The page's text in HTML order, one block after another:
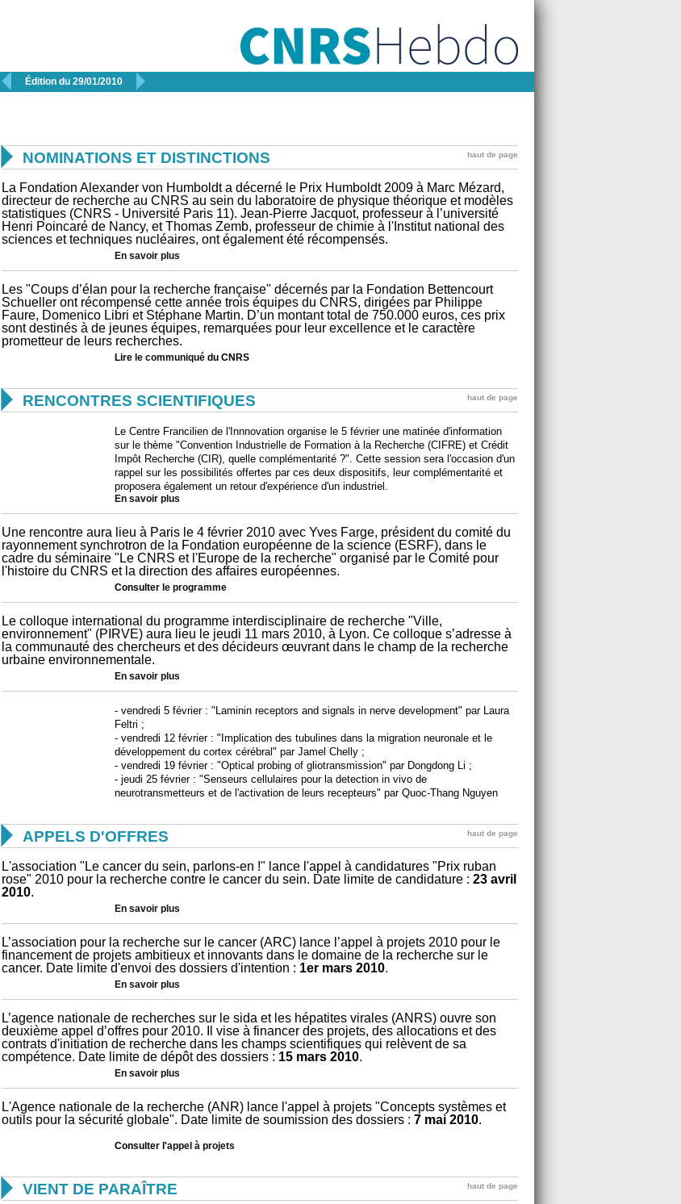
 Édition du 29/01/2010 
 NOMINATIONS ET DISTINCTIONS haut de page
La Fondation Alexander von Humboldt a décerné le Prix Humboldt 2009 à Marc Mézard,
directeur de recherche au CNRS au sein du laboratoire de physique théorique et modèles
statistiques (CNRS - Université Paris 11). Jean-Pierre Jacquot, professeur à l’université
Henri Poincaré de Nancy, et Thomas Zemb, professeur de chimie à l'Institut national des
sciences et techniques nucléaires, ont également été récompensés.
En savoir plus
Les "Coups d’élan pour la recherche française" décernés par la Fondation Bettencourt
Schueller ont récompensé cette année trois équipes du CNRS, dirigées par Philippe
Faure, Domenico Libri et Stéphane Martin. D’un montant total de 750.000 euros, ces prix
sont destinés à de jeunes équipes, remarquées pour leur excellence et le caractère
prometteur de leurs recherches.
Lire le communiqué du CNRS
 RENCONTRES SCIENTIFIQUES haut de page
Le Centre Francilien de l'Innnovation organise le 5 février une matinée d'information
sur le thème "Convention Industrielle de Formation à la Recherche (CIFRE) et Crédit
Impôt Recherche (CIR), quelle complémentarité ?". Cette session sera l'occasion d'un
rappel sur les possibilités offertes par ces deux dispositifs, leur complémentarité et
proposera également un retour d'expérience d'un industriel.
En savoir plus
Une rencontre aura lieu à Paris le 4 février 2010 avec Yves Farge, président du comité du
rayonnement synchrotron de la Fondation européenne de la science (ESRF), dans le
cadre du séminaire "Le CNRS et l'Europe de la recherche" organisé par le Comité pour
l'histoire du CNRS et la direction des affaires européennes.
Consulter le programme
Le colloque international du programme interdisciplinaire de recherche "Ville,
environnement" (PIRVE) aura lieu le jeudi 11 mars 2010, à Lyon. Ce colloque s’adresse à
la communauté des chercheurs et des décideurs œuvrant dans le champ de la recherche
urbaine environnementale.
En savoir plus
- vendredi 5 février : "Laminin receptors and signals in nerve development" par Laura
Feltri ;
- vendredi 12 février : "Implication des tubulines dans la migration neuronale et le
développement du cortex cérébral" par Jamel Chelly ;
- vendredi 19 février : "Optical probing of gliotransmission" par Dongdong Li ;
- jeudi 25 février : "Senseurs cellulaires pour la detection in vivo de
neurotransmetteurs et de l'activation de leurs recepteurs" par Quoc-Thang Nguyen
 APPELS D'OFFRES haut de page
L'association "Le cancer du sein, parlons-en !" lance l'appel à candidatures "Prix ruban
rose" 2010 pour la recherche contre le cancer du sein. Date limite de candidature : 23 avril
2010.
En savoir plus
L’association pour la recherche sur le cancer (ARC) lance l’appel à projets 2010 pour le
financement de projets ambitieux et innovants dans le domaine de la recherche sur le
cancer. Date limite d'envoi des dossiers d'intention : 1er mars 2010.
En savoir plus
L’agence nationale de recherches sur le sida et les hépatites virales (ANRS) ouvre son
deuxième appel d’offres pour 2010. Il vise à financer des projets, des allocations et des
contrats d'initiation de recherche dans les champs scientifiques qui relèvent de sa
compétence. Date limite de dépôt des dossiers : 15 mars 2010.
En savoir plus
L'Agence nationale de la recherche (ANR) lance l'appel à projets "Concepts systèmes et
outils pour la sécurité globale". Date limite de soumission des dossiers : 7 mai 2010.
Consulter l'appel à projets
 VIENT DE PARAÎTRE haut de page